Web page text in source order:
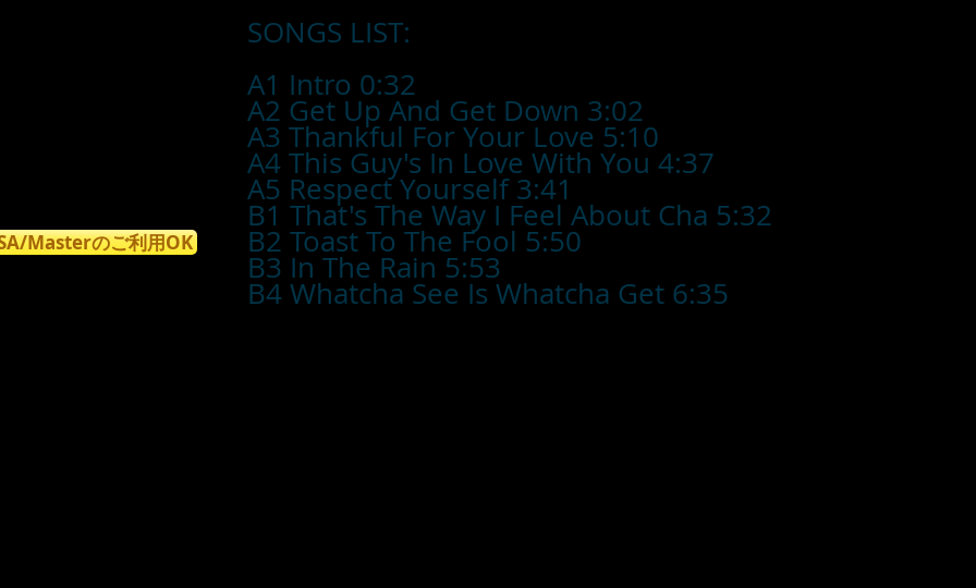
SONGS LIST:
A1 Intro 0:32
A2 Get Up And Get Down 3:02
A3 Thankful For Your Love 5:10
A4 This Guy's In Love With You 4:37
A5 Respect Yourself 3:41
B1 That's The Way I Feel About Cha 5:32
B2 Toast To The Fool 5:50
B3 In The Rain 5:53
B4 Whatcha See Is Whatcha Get 6:35
Masterのご利用OK